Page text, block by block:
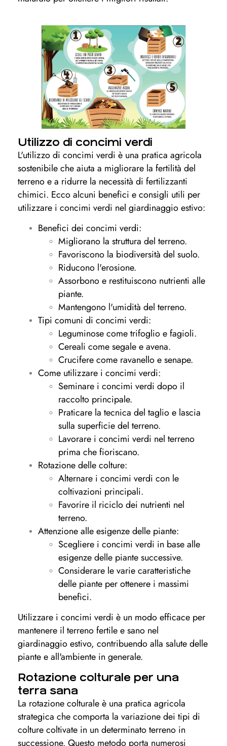
Utilizzo di concimi verdi
L'utilizzo di concimi verdi è una pratica agricola
sostenibile che aiuta a migliorare la fertilità del
terreno e a ridurre la necessità di fertilizzanti
chimici. Ecco alcuni benefici e consigli utili per
utilizzare i concimi verdi nel giardinaggio estivo:
Benefici dei concimi verdi:
Migliorano la struttura del terreno.
Favoriscono la biodiversità del suolo.
Riducono l'erosione.
Assorbono e restituiscono nutrienti alle
piante.
Mantengono l'umidità del terreno.
Tipi comuni di concimi verdi:
Leguminose come trifoglio e fagioli.
Cereali come segale e avena.
Crucifere come ravanello e senape.
Come utilizzare i concimi verdi:
Seminare i concimi verdi dopo il
raccolto principale.
Praticare la tecnica del taglio e lascia
sulla superficie del terreno.
Lavorare i concimi verdi nel terreno
prima che fioriscano.
Rotazione delle colture:
Alternare i concimi verdi con le
coltivazioni principali.
Favorire il riciclo dei nutrienti nel
terreno.
Attenzione alle esigenze delle piante:
Scegliere i concimi verdi in base alle
esigenze delle piante successive.
Considerare le varie caratteristiche
delle piante per ottenere i massimi
benefici.
Utilizzare i concimi verdi è un modo efficace per
mantenere il terreno fertile e sano nel
giardinaggio estivo, contribuendo alla salute delle
piante e all'ambiente in generale.
Rotazione colturale per una
terra sana
La rotazione colturale è una pratica agricola
strategica che comporta la variazione dei tipi di
colture coltivate in un determinato terreno in
successione. Questo metodo porta numerosi